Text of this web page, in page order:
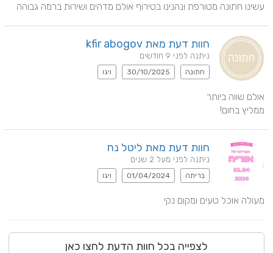
עשינו חתונה מטורפת ונהנינו בטירוף אולם מדהים ושירות ברמה גבוהה
חוות דעת מאת kfir abogov
ניתנה לפני 9 חודשים
חתונה 30/10/2025 ויגו
ממליץ בחום!
חוות דעת מאת ליטל נח
ניתנה לפני מעל 2 שנים
בריתה 01/04/2024 ויגו
מעולה אוכל טעים ומקום נקי
לצפייה בכל חוות הדעת לחצו כאן